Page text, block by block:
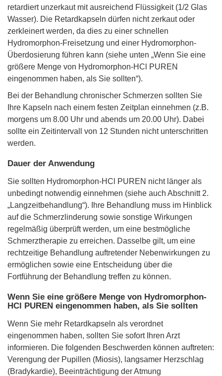
retardiert unzerkaut mit ausreichend Flüssigkeit (1/2 Glas
Wasser). Die Retardkapseln dürfen nicht zerkaut oder
zerkleinert werden, da dies zu einer schnellen
Hydromorphon-Freisetzung und einer Hydromorphon-
Überdosierung führen kann (siehe unten „Wenn Sie eine
größere Menge von Hydromorphon-HCl PUREN
eingenommen haben, als Sie sollten“).
Bei der Behandlung chronischer Schmerzen sollten Sie
Ihre Kapseln nach einem festen Zeitplan einnehmen (z.B.
morgens um 8.00 Uhr und abends um 20.00 Uhr). Dabei
sollte ein Zeitintervall von 12 Stunden nicht unterschritten
werden.
Dauer der Anwendung
Sie sollten Hydromorphon-HCl PUREN nicht länger als
unbedingt notwendig einnehmen (siehe auch Abschnitt 2.
„Langzeitbehandlung“). Ihre Behandlung muss im Hinblick
auf die Schmerzlinderung sowie sonstige Wirkungen
regelmäßig überprüft werden, um eine bestmögliche
Schmerztherapie zu erreichen. Dasselbe gilt, um eine
rechtzeitige Behandlung auftretender Nebenwirkungen zu
ermöglichen sowie eine Entscheidung über die
Fortführung der Behandlung treffen zu können.
Wenn Sie eine größere Menge von Hydromorphon-
HCl PUREN eingenommen haben, als Sie sollten
Wenn Sie mehr Retardkapseln als verordnet
eingenommen haben, sollten Sie sofort Ihren Arzt
informieren. Die folgenden Beschwerden können auftreten:
Verengung der Pupillen (Miosis), langsamer Herzschlag
(Bradykardie), Beeinträchtigung der Atmung